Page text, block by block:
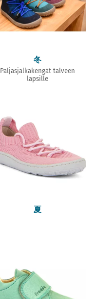
冬
Paljasjalkakengät talveen
lapsille
夏